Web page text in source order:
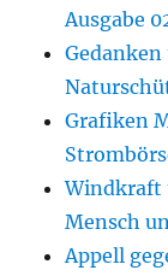
Ausgabe
Grafiken
Windkraft
Mensch
Appell